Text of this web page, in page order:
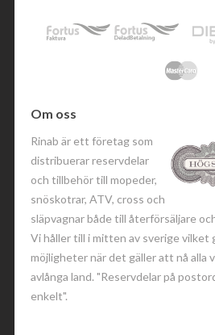
Om oss
Rinab är ett företag som
distribuerar reservdelar
och tillbehör till mopeder,
snöskotrar, ATV, cross och
släpvagnar både till återförsäljare
Vi håller till i mitten av sverige vilket
möjligheter när det gäller att nå alla
avlånga land. "Reservdelar på
enkelt".